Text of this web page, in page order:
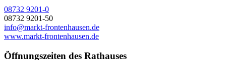
08732 9201-0
08732 9201-50
info@markt-frontenhausen.de
www.markt-frontenhausen.de
Öffnungszeiten des Rathauses